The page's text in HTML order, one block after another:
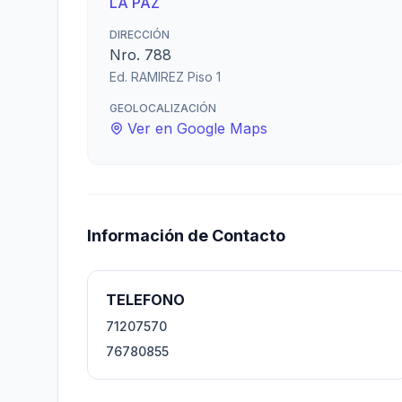
DIRECCIÓN
Nro. 788
Ed. RAMIREZ Piso 1
GEOLOCALIZACIÓN
Ver en Google Maps
Información de Contacto
TELEFONO
71207570
76780855